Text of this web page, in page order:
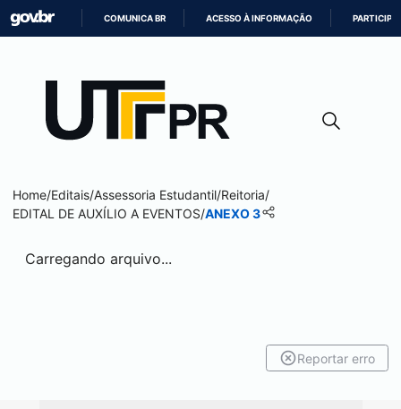
CONTEÚDO
COMUNICA BR ACESSO À INFORMAÇÃO PARTICIPE
Home/Editais/Assessoria Estudantil/Reitoria/
EDITAL DE AUXÍLIO A EVENTOS/ANEXO 3
Carregando arquivo...
Reportar erro